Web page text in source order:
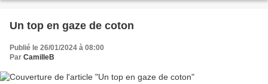
Un top en gaze de coton
Publié le 26/01/2024 à 08:00
Par CamilleB